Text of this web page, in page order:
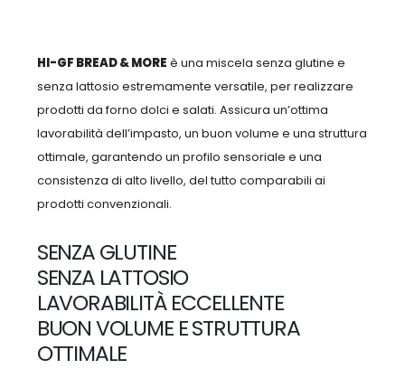
HI-GF BREAD & MORE è una miscela senza glutine e
senza lattosio estremamente versatile, per realizzare
prodotti da forno dolci e salati. Assicura un’ottima
lavorabilità dell’impasto, un buon volume e una struttura
ottimale, garantendo un profilo sensoriale e una
consistenza di alto livello, del tutto comparabili ai
prodotti convenzionali.
SENZA GLUTINE
SENZA LATTOSIO
LAVORABILITÀ ECCELLENTE
BUON VOLUME E STRUTTURA
OTTIMALE